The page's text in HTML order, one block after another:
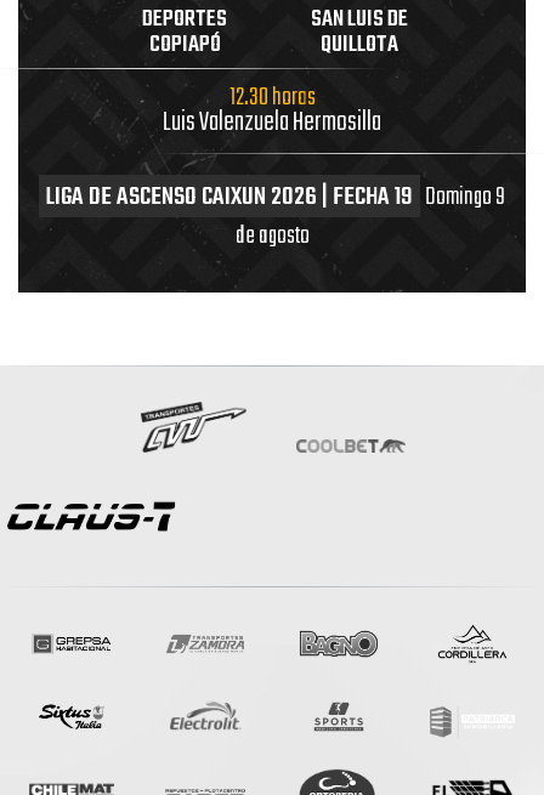
DEPORTES
COPIAPÓ
SAN LUIS DE
QUILLOTA
12.30 horas
Luis Valenzuela Hermosilla
LIGA DE ASCENSO CAIXUN 2026 | FECHA 19 Domingo 9
de agosto